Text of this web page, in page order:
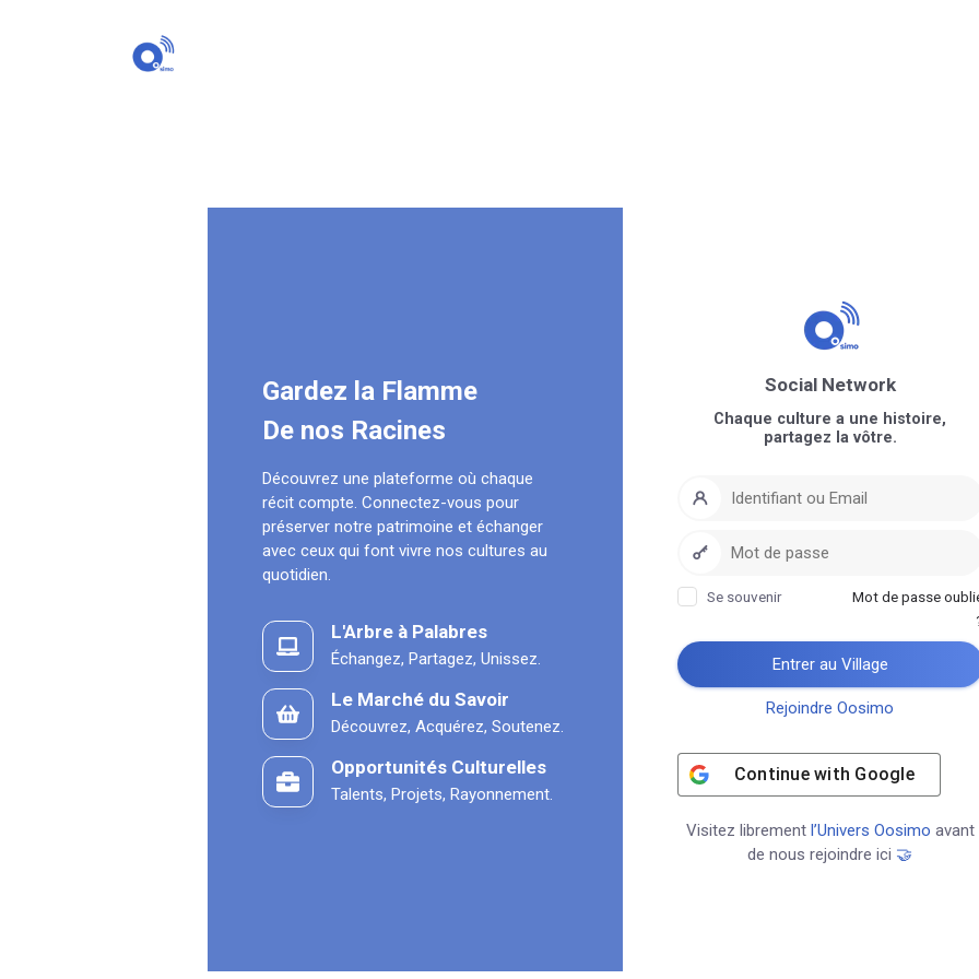
Gardez la Flamme
De nos Racines
Découvrez une plateforme où chaque
récit compte. Connectez-vous pour
préserver notre patrimoine et échanger
avec ceux qui font vivre nos cultures au
quotidien.
L'Arbre à Palabres
Échangez, Partagez, Unissez.
Le Marché du Savoir
Découvrez, Acquérez, Soutenez.
Opportunités Culturelles
Talents, Projets, Rayonnement.
Social Network
Chaque culture a une histoire,
partagez la vôtre.
Se souvenir
Mot de passe
Entrer au Village
Rejoindre Oosimo
Continue with Google
Visitez librement l’Univers Oosimo avant
de nous rejoindre ici 🤝